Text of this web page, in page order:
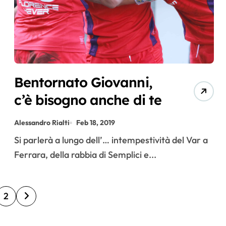
Bentornato Giovanni,
c’è bisogno anche di te
Alessandro Rialti Feb 18, 2019
Si parlerà a lungo dell’… intempestività del Var a
Ferrara, della rabbia di Semplici e...
2
Lug 6,
Pa
ra
tic
i:
“V
Giu 18,
D
a
ta
a
Ago 3,
E’
nc
Lug 13,